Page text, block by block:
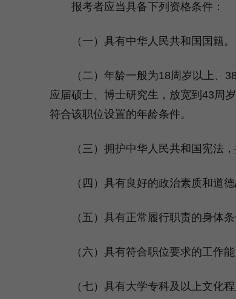
报考者应当具备下列资格条件：
（一）具有中华人民共和国国籍。
（二）年龄一般为18周岁以上、38
应届硕士、博士研究生，放宽到43周
符合该职位设置的年龄条件。
（三）拥护中华人民共和国宪法，
（四）具有良好的政治素质和道德
（五）具有正常履行职责的身体条
（六）具有符合职位要求的工作能
（七）具有大学专科及以上文化程